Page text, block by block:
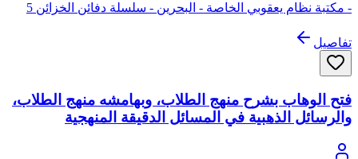
- مكتبة نظام يعقوبي الخاصة - البحرين - سلسلة دفائن الخزائن 5
تفاصيل
فتح الوهاب بشرح منهج الطلاب، وبهامشه منهج الطلاب،
والرسائل الذهبية في المسائل الدقيقة المنهجية